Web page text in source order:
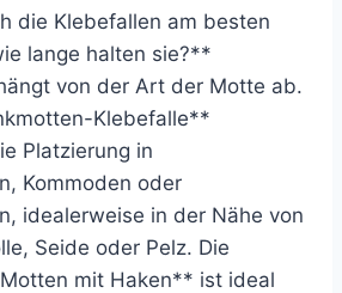
die Klebefallen am besten
lange halten sie?**
von der Art der Motte ab.
Klebefalle**
Platzierung in
Kommoden oder
idealerweise in der Nähe von
Seide oder Pelz. Die
mit Haken** ist ideal